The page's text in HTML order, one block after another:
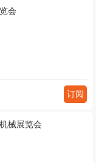
会
订阅
械展览会